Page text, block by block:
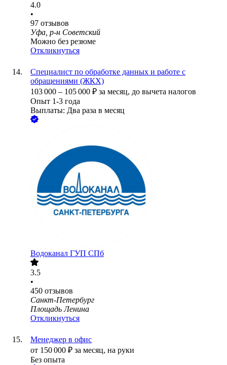
4.0
•
97 отзывов
Уфа, р-н Советский
Можно без резюме
Откликнуться
Специалист по обработке данных и работе с
обращениями (ЖКХ)
103 000 – 105 000 ₽ за месяц, до вычета налогов
Опыт 1-3 года
Выплаты: Два раза в месяц
Водоканал ГУП СПб
3.5
•
450 отзывов
Санкт-Петербург
Площадь Ленина
Откликнуться
Менеджер в офис
от 150 000 ₽ за месяц, на руки
Без опыта